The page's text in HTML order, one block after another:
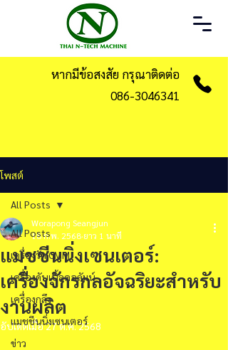
หากมีข้อสงสัย กรุณาติดต่อ
086-3046341
โพสต์
All Posts
เครื่องวัด CMM
เครื่องดับเบิ้ลคอลัมน์
เครื่องกลึง
แมชชีนนิ่งเซนเตอร์
ข่าว
All Posts
แมชชีนนิ่งเซนเตอร์:
เครื่องจักรกลอัจฉริยะสำหรับ
งานผลิต
Worapong Seangjun
18 ก.พ. 2568 ยาว 1 นาที
อัปเดตเมื่อ27 ต.ค. 2568